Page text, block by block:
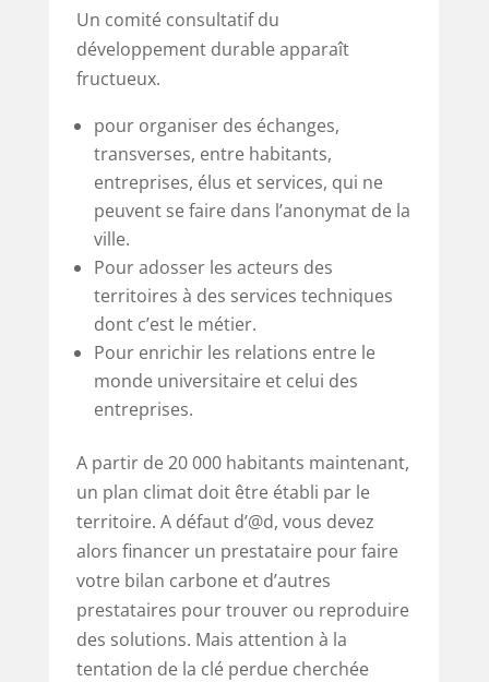
Un comité consultatif du
développement durable apparaît
fructueux.
pour organiser des échanges,
transverses, entre habitants,
entreprises, élus et services, qui ne
peuvent se faire dans l’anonymat de la
ville.
Pour adosser les acteurs des
territoires à des services techniques
dont c’est le métier.
Pour enrichir les relations entre le
monde universitaire et celui des
entreprises.
A partir de 20 000 habitants maintenant,
un plan climat doit être établi par le
territoire. A défaut d’@d, vous devez
alors financer un prestataire pour faire
votre bilan carbone et d’autres
prestataires pour trouver ou reproduire
des solutions. Mais attention à la
tentation de la clé perdue cherchée